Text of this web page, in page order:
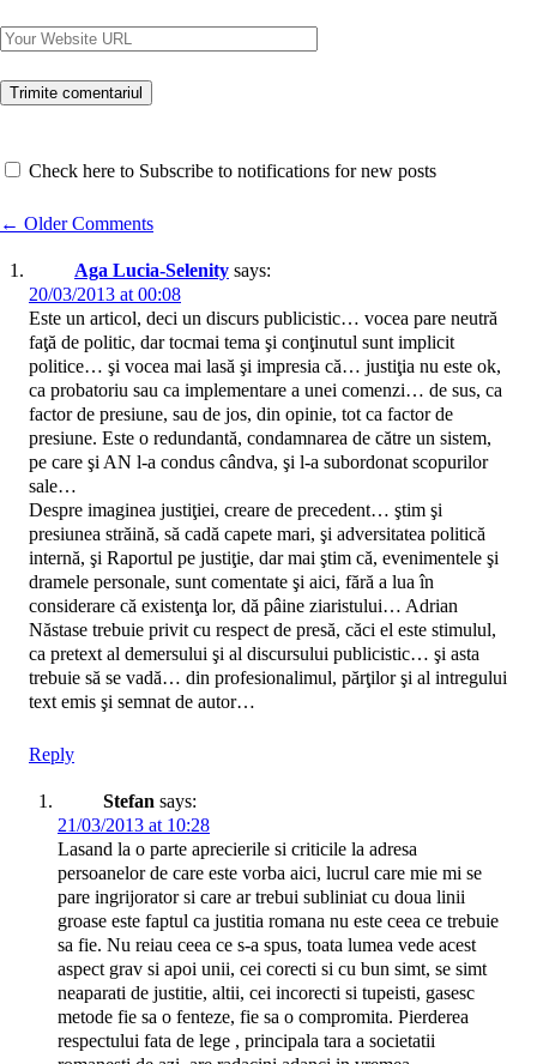
Check here to Subscribe to notifications for new posts
Comment
navigation
← Older Comments
Aga Lucia-Selenity says:
20/03/2013 at 00:08
Este un articol, deci un discurs publicistic… vocea pare neutră
faţă de politic, dar tocmai tema şi conţinutul sunt implicit
politice… şi vocea mai lasă şi impresia că… justiţia nu este ok,
ca probatoriu sau ca implementare a unei comenzi… de sus, ca
factor de presiune, sau de jos, din opinie, tot ca factor de
presiune. Este o redundantă, condamnarea de către un sistem,
pe care şi AN l-a condus cândva, şi l-a subordonat scopurilor
sale…
Despre imaginea justiţiei, creare de precedent… ştim şi
presiunea străină, să cadă capete mari, şi adversitatea politică
internă, şi Raportul pe justiţie, dar mai ştim că, evenimentele şi
dramele personale, sunt comentate şi aici, fără a lua în
considerare că existenţa lor, dă pâine ziaristului… Adrian
Năstase trebuie privit cu respect de presă, căci el este stimulul,
ca pretext al demersului şi al discursului publicistic… şi asta
trebuie să se vadă… din profesionalimul, părţilor şi al intregului
text emis şi semnat de autor…
Reply
Stefan says:
21/03/2013 at 10:28
Lasand la o parte aprecierile si criticile la adresa
persoanelor de care este vorba aici, lucrul care mie mi se
pare ingrijorator si care ar trebui subliniat cu doua linii
groase este faptul ca justitia romana nu este ceea ce trebuie
sa fie. Nu reiau ceea ce s-a spus, toata lumea vede acest
aspect grav si apoi unii, cei corecti si cu bun simt, se simt
neaparati de justitie, altii, cei incorecti si tupeisti, gasesc
metode fie sa o fenteze, fie sa o compromita. Pierderea
respectului fata de lege , principala tara a societatii